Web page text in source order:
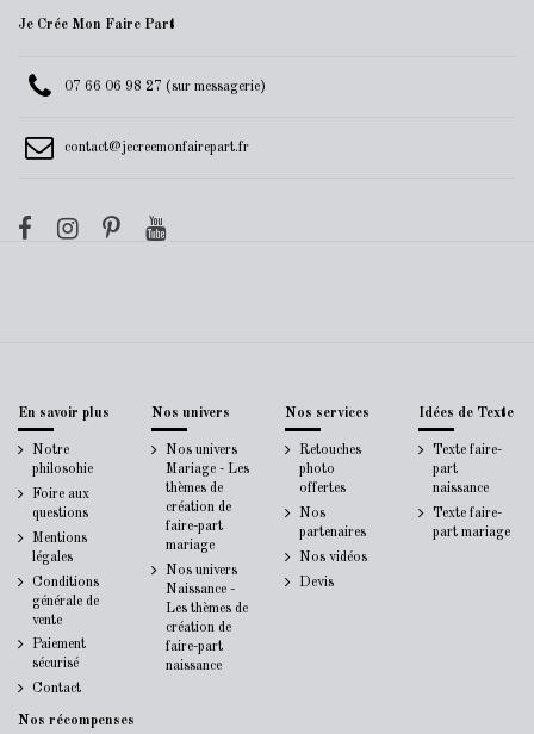
Je Crée Mon Faire Part
07 66 06 98 27 (sur messagerie)
contact@jecreemonfairepart.fr
En savoir plus
Notre
philosohie
Foire aux
questions
Mentions
légales
Conditions
générale de
vente
Paiement
sécurisé
Contact
Nos univers
Nos univers
Mariage - Les
thèmes de
création de
faire-part
mariage
Nos univers
Naissance -
Les thèmes de
création de
faire-part
naissance
Nos services
Retouches
photo
offertes
Nos
partenaires
Nos vidéos
Devis
Idées de Texte
Texte faire-
part
naissance
Texte faire-
part mariage
Nos récompenses